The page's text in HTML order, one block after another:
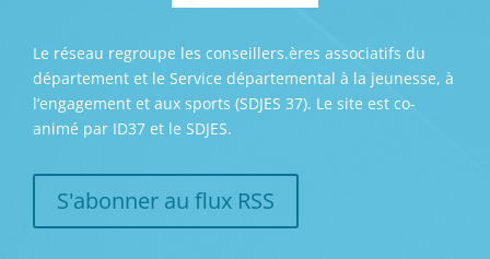
Le réseau regroupe les conseillers.ères associatifs du
département et le Service départemental à la jeunesse, à
l’engagement et aux sports (SDJES 37). Le site est co-
animé par ID37 et le SDJES.
S'abonner au flux RSS